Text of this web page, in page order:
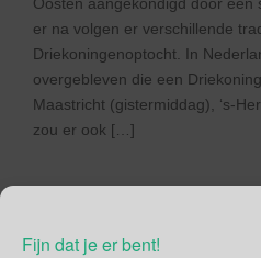
Fijn dat je er bent!
er na volgen er verschillende
Driekoningenoptocht. In
overgebleven die een
Maastricht (gistermiddag), ‘s-
zou er ook […]